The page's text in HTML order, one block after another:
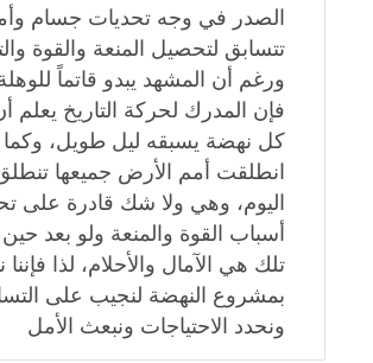
الصدر في وجه تحديات جسام
تتسابق لتحصيل المنعة والقوة
ورغم أن المشهد يبدو قاتماً
فإن المدرك لحركة التاريخ يعلم
كل نهضة يسبقه ليل طويل، وكما
انطلقت أمم الأرض جميعها تنطلق
اليوم، وهي ولا شك قادرة على
أسباب القوة والمنعة ولو بعد
تلك هي الآمال والأحلام، لذا فإننا
بمشروع النهضة لنجيب على
ونحدد الاحتياجات ونبعث الأمل